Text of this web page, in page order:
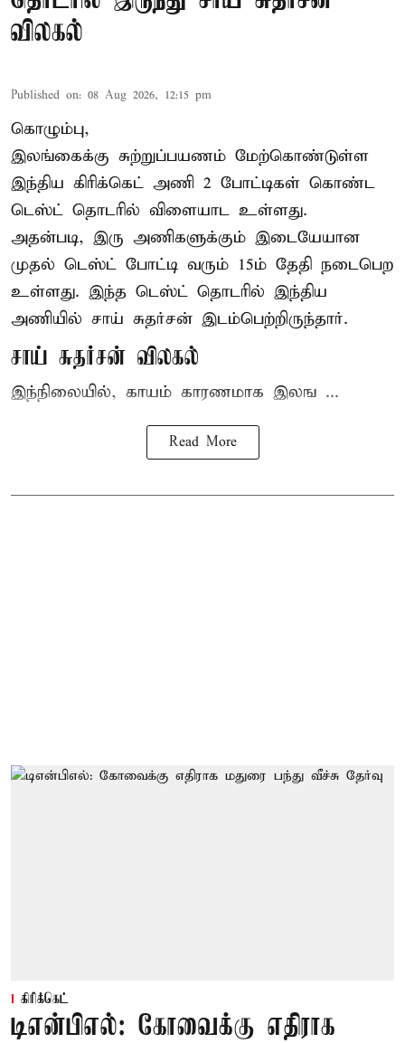
விலகல்
Published on: 08 Aug 2026, 12:15 pm
கொழும்பு,
இலங்கைக்கு சுற்றுப்பயணம் மேற்கொண்டுள்ள
இந்திய கிரிக்கெட் அணி 2 போட்டிகள் கொண்ட
டெஸ்ட் தொடரில் விளையாட உள்ளது.
அதன்படி, இரு அணிகளுக்கும் இடையேயான
முதல் டெஸ்ட் போட்டி வரும் 15ம் தேதி நடைபெற
உள்ளது. இந்த டெஸ்ட் தொடரில் இந்திய
அணியில் சாய் சுதர்சன் இடம்பெற்றிருந்தார்.
சாய் சுதர்சன் விலகல்
இந்நிலையில், காயம் காரணமாக இலங ...
Read More
கிரிக்கெட்
டிஎன்பிஎல்: கோவைக்கு எதிராக